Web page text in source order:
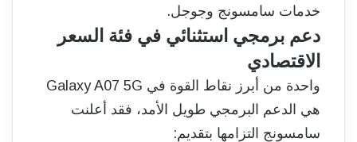
خدمات سامسونج وجوجل.
دعم برمجي استثنائي في فئة السعر
الاقتصادي
واحدة من أبرز نقاط القوة في Galaxy A07 5G
هي الدعم البرمجي طويل الأمد، فقد أعلنت
سامسونج التزامها بتقديم: